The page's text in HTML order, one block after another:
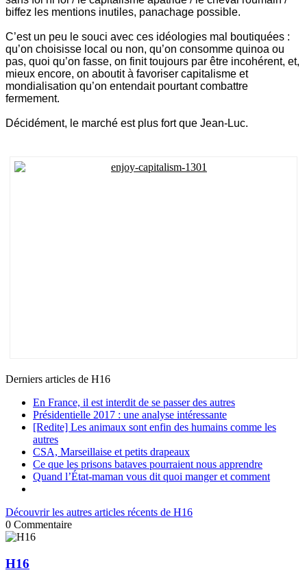
biffez les mentions inutiles, panachage possible.
C’est un peu le souci avec ces idéologies mal boutiquées :
qu’on choisisse local ou non, qu’on consomme quinoa ou
pas, quoi qu’on fasse, on finit toujours par être incohérent, et,
mieux encore, on aboutit à favoriser capitalisme et
mondialisation qu’on entendait pourtant combattre
fermement.
Décidément, le marché est plus fort que Jean-Luc.
Derniers articles de H16
En France, il est interdit de se passer des autres
Présidentielle 2017 : une analyse intéressante
[Redite] Les animaux sont enfin des humains comme les
autres
CSA, Marseillaise et petits drapeaux
Ce que les prisons bataves pourraient nous apprendre
Quand l’État-maman vous dit quoi manger et comment
Découvrir les autres articles récents de H16
0 Commentaire
H16